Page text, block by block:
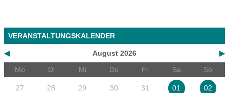
VERANSTALTUNGSKALENDER
◀ ▶
August 2026
Mo
Di Mi Do Fr Sa So
27 28 29 30 31 01 02